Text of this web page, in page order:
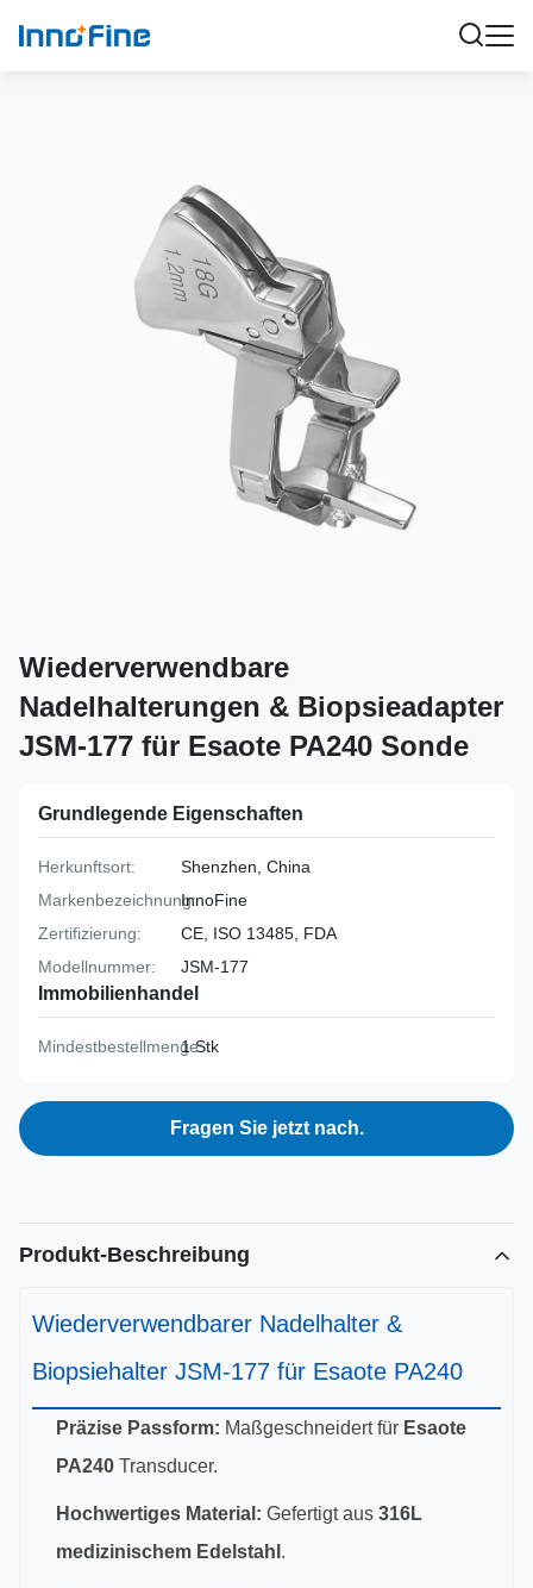
Wiederverwendbare
Nadelhalterungen & Biopsieadapter
JSM-177 für Esaote PA240 Sonde
Grundlegende Eigenschaften
Herkunftsort:
Shenzhen, China
Markenbezeichnung:InnoFine
Zertifizierung:
CE, ISO 13485, FDA
Modellnummer:
JSM-177
Immobilienhandel
Mindestbestellmenge:
1 Stk
Fragen Sie jetzt nach.
Produkt-Beschreibung
Wiederverwendbarer Nadelhalter &
Biopsiehalter JSM-177 für Esaote PA240
Präzise Passform: Maßgeschneidert für Esaote
PA240 Transducer.
Hochwertiges Material: Gefertigt aus 316L
medizinischem Edelstahl .